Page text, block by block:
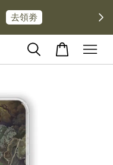
去領劵